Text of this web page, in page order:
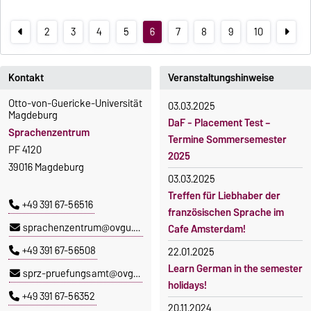
2 3 4 5 6 7 8 9 10
Kontakt
Otto-von-Guericke-Universität
Magdeburg
Sprachenzentrum
PF 4120
39016 Magdeburg
+49 391 67-56516
sprachenzentrum@ovgu.de
+49 391 67-56508
sprz-pruefungsamt@ovgu.de
+49 391 67-56352
Veranstaltungshinweise
03.03.2025
DaF - Placement Test –
Termine Sommersemester
2025
03.03.2025
Treffen für Liebhaber der
französischen Sprache im
Cafe Amsterdam!
22.01.2025
Learn German in the semester
holidays!